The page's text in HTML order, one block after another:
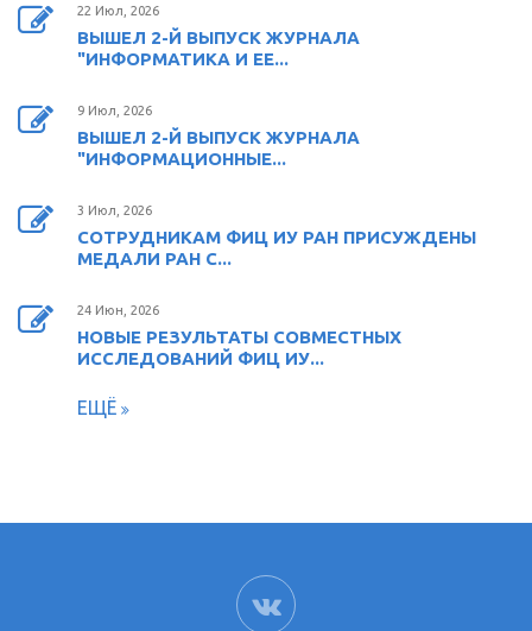
22 Июл, 2026
ВЫШЕЛ 2-Й ВЫПУСК ЖУРНАЛА
"ИНФОРМАТИКА И ЕЕ...
9 Июл, 2026
ВЫШЕЛ 2-Й ВЫПУСК ЖУРНАЛА
"ИНФОРМАЦИОННЫЕ...
3 Июл, 2026
СОТРУДНИКАМ ФИЦ ИУ РАН ПРИСУЖДЕНЫ
МЕДАЛИ РАН С...
24 Июн, 2026
НОВЫЕ РЕЗУЛЬТАТЫ СОВМЕСТНЫХ
ИССЛЕДОВАНИЙ ФИЦ ИУ...
ЕЩЁ
ВК